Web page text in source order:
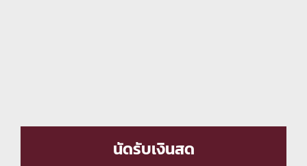
นัดรับเงินสด